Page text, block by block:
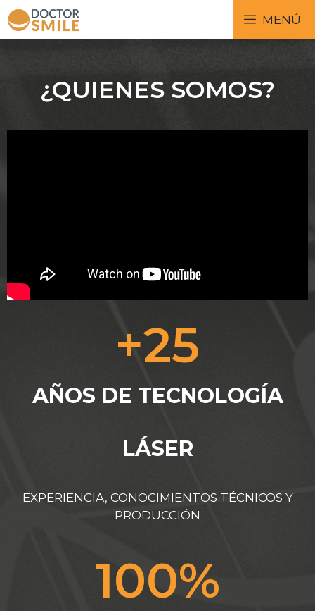
MENÚ
¿QUIENES SOMOS?
+25
AÑOS DE TECNOLOGÍA
LÁSER
EXPERIENCIA, CONOCIMIENTOS TÉCNICOS Y
PRODUCCIÓN
100%